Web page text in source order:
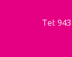
Tel: